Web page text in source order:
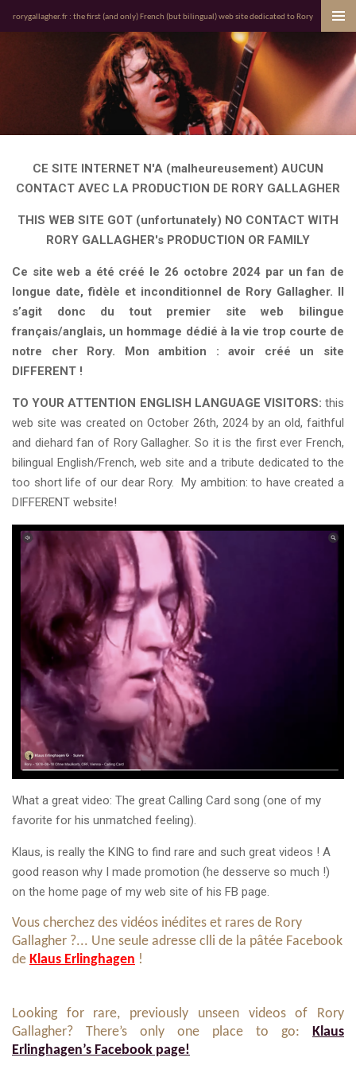
Passer
rorygallagher.fr : the first (and only) French (but bilingual) web site dedicated to Rory
CE SITE INTERNET N'A (malheureusement) AUCUN
CONTACT AVEC LA PRODUCTION DE RORY GALLAGHER
THIS WEB SITE GOT (unfortunately) NO CONTACT WITH
RORY GALLAGHER's PRODUCTION OR FAMILY
Ce site web a été créé le 26 octobre 2024 par un fan de
longue date, fidèle et inconditionnel de Rory Gallagher. Il
s’agit donc du tout premier site web bilingue
français/anglais, un hommage dédié à la vie trop courte de
notre cher Rory. Mon ambition : avoir créé un site
DIFFERENT !
TO YOUR ATTENTION ENGLISH LANGUAGE VISITORS: this
web site was created on October 26th, 2024 by an old, faithful
and diehard fan of Rory Gallagher. So it is the first ever French,
bilingual English/French, web site and a tribute dedicated to the
too short life of our dear Rory. My ambition: to have created a
DIFFERENT website!
What a great video: The great Calling Card song (one of my
favorite for his unmatched feeling).
Klaus, is really the KING to find rare and such great videos ! A
good reason why I made promotion (he desserve so much !)
on the home page of my web site of his FB page.
Vous cherchez des vidéos inédites et rares de Rory
Gallagher ?... Une seule adresse clli de la pâtée Facebook
de Klaus Erlinghagen !
Looking for rare, previously unseen videos of Rory
Gallagher? There’s only one place to go:
Klaus
Erlinghagen’s Facebook page!